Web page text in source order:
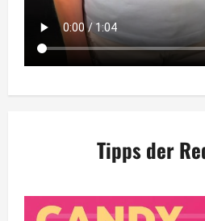
Tipps der